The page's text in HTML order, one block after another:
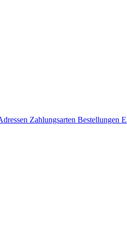
Zahlungsarten Bestellungen